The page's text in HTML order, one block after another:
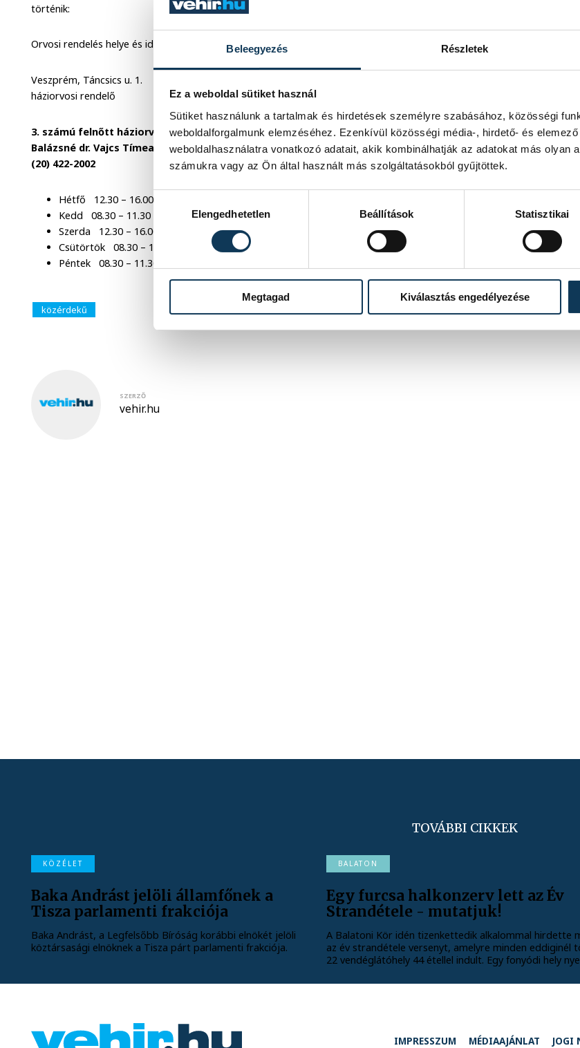
Beleegyezés Részletek
Ez a weboldal sütiket használ
Sütiket használunk a tartalmak és hirdetések személyre szabásához, közösségi
weboldalforgalmunk elemzéséhez. Ezenkívül közösségi média-, hirdető- és
weboldalhasználatra vonatkozó adatait, akik kombinálhatják az adatokat más olyan
számukra vagy az Ön által használt más szolgáltatásokból gyűjtöttek.
Hozzájárulás kiválasztása
Elengedhetetlen
Beállítások Statisztikai
Megtagad Kiválasztás engedélyezése
történik:
Orvosi rendelés helye és ideje:
Veszprém, Táncsics u. 1.
háziorvosi rendelő
3. számú felnőtt háziorvosi körzet:
Balázsné dr. Vajcs Tímea
(20) 422-2002
Hétfő 12.30 – 16.00
Kedd 08.30 – 11.30
Szerda 12.30 – 16.00
Csütörtök 08.30 – 11.30
Péntek 08.30 – 11.30
közérdekű
SZERZŐ
vehir.hu
TOVÁBBI CIKKEK
KÖZÉLET
Baka Andrást jelöli államfőnek a
Tisza parlamenti frakciója
Baka Andrást, a Legfelsőbb Bíróság korábbi elnökét jelöli
köztársasági elnöknek a Tisza párt parlamenti frakciója.
BALATON
Egy furcsa halkonzerv lett az Év
Strandétele - mutatjuk!
A Balatoni Kör idén tizenkettedik alkalommal hirdette
az év strandétele versenyt, amelyre minden eddiginél
22 vendéglátóhely 44 étellel indult. Egy fonyódi hely
IMPRESSZUM MÉDIAAJÁNLAT JOGI